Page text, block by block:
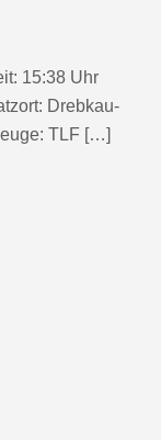
15:38 Uhr
Drebkau-
TLF […]